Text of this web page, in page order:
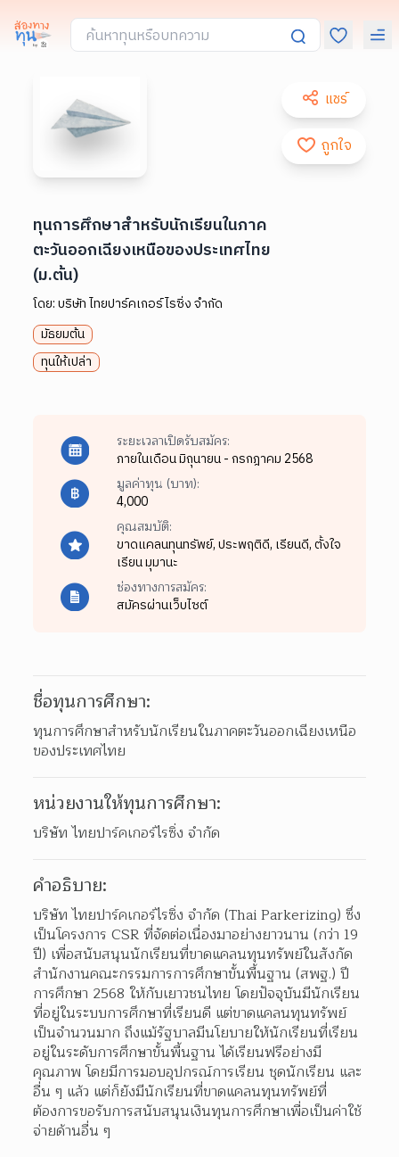
แชร์
ถูกใจ
ทุนการศึกษาสำหรับนักเรียนในภาค
ตะวันออกเฉียงเหนือของประเทศไทย
(ม.ต้น)
โดย:บริษัท ไทยปาร์คเกอร์ไรซิ่ง จำกัด
มัธยมต้น
ทุนให้เปล่า
ระยะเวลาเปิดรับสมัคร:
ภายในเดือน มิถุนายน - กรกฎาคม 2568
มูลค่าทุน (บาท):
4,000
คุณสมบัติ:
ขาดแคลนทุนทรัพย์,ประพฤติดี, เรียนดี,ตั้งใจ
เรียน มุมานะ
ช่องทางการสมัคร:
สมัครผ่านเว็บไซต์
ชื่อทุนการศึกษา:
ทุนการศึกษาสำหรับนักเรียนในภาคตะวันออกเฉียงเหนือ
ของประเทศไทย
หน่วยงานให้ทุนการศึกษา:
บริษัท ไทยปาร์คเกอร์ไรซิ่ง จำกัด
คำอธิบาย:
บริษัท ไทยปาร์คเกอร์ไรซิ่ง จำกัด (Thai Parkerizing) ซึ่ง
เป็นโครงการ CSR ที่จัดต่อเนื่องมาอย่างยาวนาน (กว่า 19
ปี) เพื่อสนับสนุนนักเรียนที่ขาดแคลนทุนทรัพย์ในสังกัด
สำนักงานคณะกรรมการการศึกษาขั้นพื้นฐาน (สพฐ.) ปี
การศึกษา 2568 ให้กับเยาวชนไทย โดยปัจจุบันมีนักเรียน
ที่อยู่ในระบบการศึกษาที่เรียนดี แต่ขาดแคลนทุนทรัพย์
เป็นจำนวนมาก ถึงแม้รัฐบาลมีนโยบายให้นักเรียนที่เรียน
อยู่ในระดับการศึกษาขั้นพื้นฐาน ได้เรียนฟรีอย่างมี
คุณภาพ โดยมีการมอบอุปกรณ์การเรียน ชุดนักเรียน และ
อื่น ๆ แล้ว แต่ก็ยังมีนักเรียนที่ขาดแคลนทุนทรัพย์ที่
ต้องการขอรับการสนับสนุนเงินทุนการศึกษาเพื่อเป็นค่าใช้
จ่ายด้านอื่น ๆ